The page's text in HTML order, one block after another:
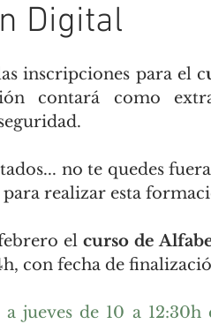
Digital
inscripciones para el c
contará como
no te quedes
para realizar esta
el curso de
con fecha de
a jueves de 10 a